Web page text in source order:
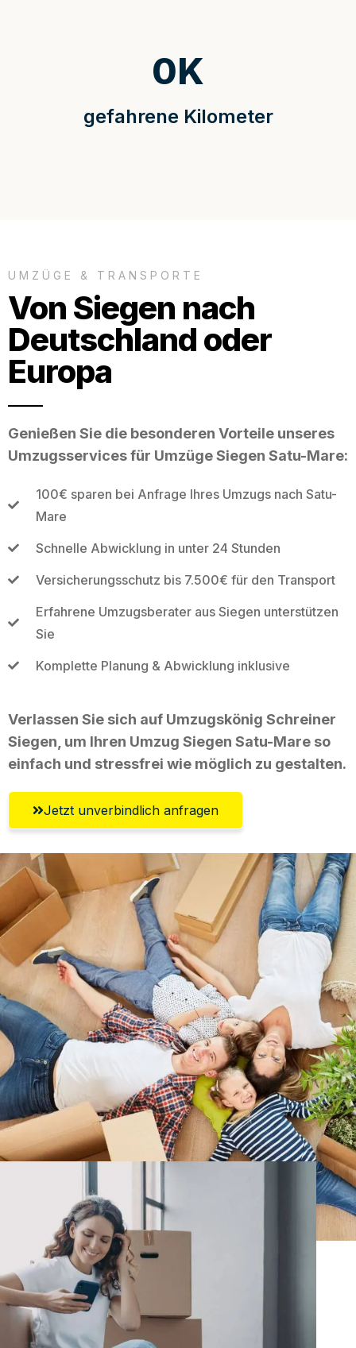
gefahrene Kilometer
0K
UMZÜGE & TRANSPORTE
Von Siegen nach
Deutschland oder
Europa
Genießen Sie die besonderen Vorteile unseres
Umzugsservices für Umzüge Siegen Satu-Mare:
100€ sparen bei Anfrage Ihres Umzugs nach Satu-
Mare
Schnelle Abwicklung in unter 24 Stunden
Versicherungsschutz bis 7.500€ für den Transport
Erfahrene Umzugsberater aus Siegen unterstützen
Sie
Komplette Planung & Abwicklung inklusive
Verlassen Sie sich auf Umzugskönig Schreiner
Siegen, um Ihren Umzug Siegen Satu-Mare so
einfach und stressfrei wie möglich zu gestalten.
Jetzt unverbindlich anfragen